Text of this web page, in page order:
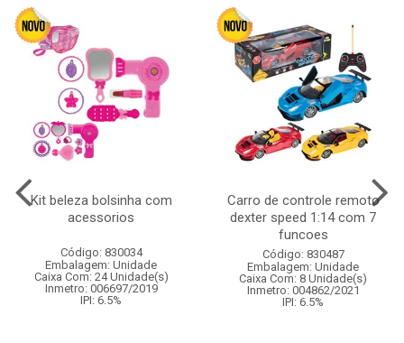
Kit beleza bolsinha com
acessorios
Código: 830034
Embalagem: Unidade
Caixa Com: 24 Unidade(s)
Inmetro: 006697/2019
IPI: 6.5%
Carro de controle remoto
dexter speed 1:14 com 7
funcoes
Código: 830487
Embalagem: Unidade
Caixa Com: 8 Unidade(s)
Inmetro: 004862/2021
IPI: 6.5%